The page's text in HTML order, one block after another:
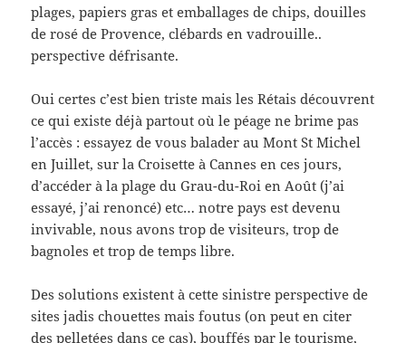
plages, papiers gras et emballages de chips, douilles
de rosé de Provence, clébards en vadrouille..
perspective défrisante.
Oui certes c’est bien triste mais les Rétais découvrent
ce qui existe déjà partout où le péage ne brime pas
l’accès : essayez de vous balader au Mont St Michel
en Juillet, sur la Croisette à Cannes en ces jours,
d’accéder à la plage du Grau-du-Roi en Août (j’ai
essayé, j’ai renoncé) etc… notre pays est devenu
invivable, nous avons trop de visiteurs, trop de
bagnoles et trop de temps libre.
Des solutions existent à cette sinistre perspective de
sites jadis chouettes mais foutus (on peut en citer
des pelletées dans ce cas), bouffés par le tourisme,